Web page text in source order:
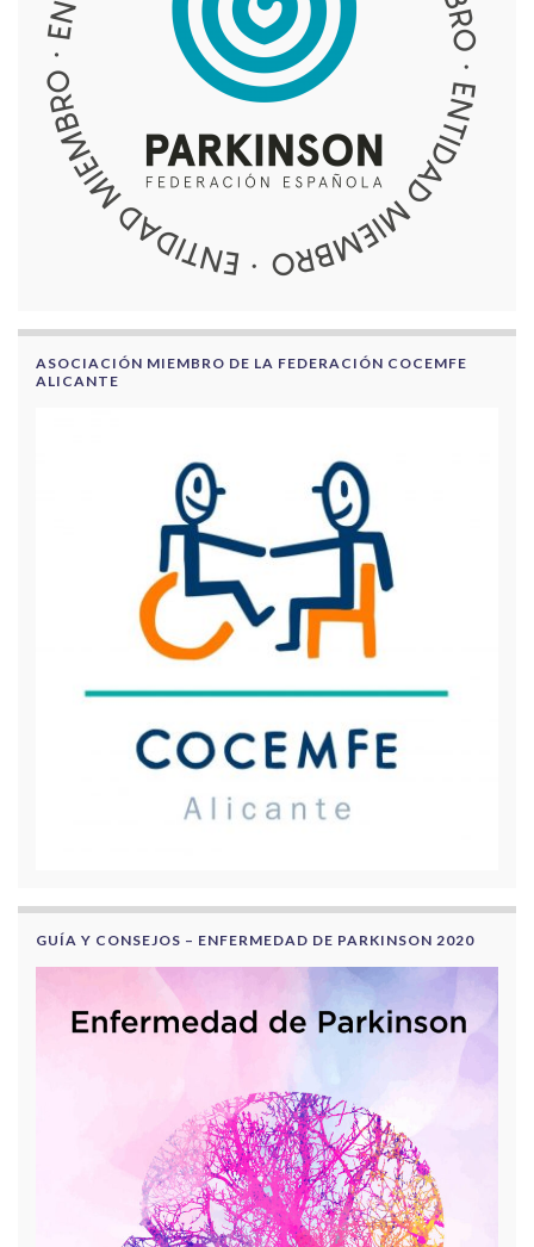
ASOCIACIÓN MIEMBRO DE LA FEDERACIÓN COCEMFE
ALICANTE
GUÍA Y CONSEJOS – ENFERMEDAD DE PARKINSON 2020